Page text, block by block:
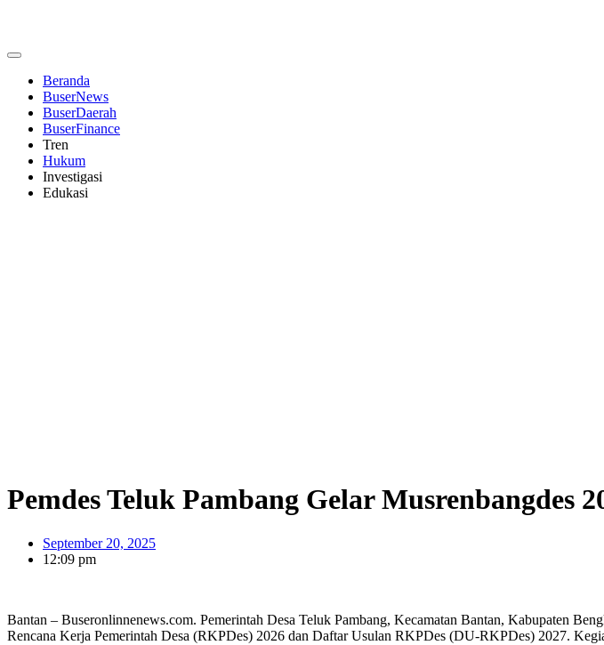
Beranda
BuserNews
BuserDaerah
BuserFinance
Tren
Hukum
Investigasi
Edukasi
Pemdes Teluk Pambang Gelar Musrenbangdes
September 20, 2025
12:09 pm
Bantan – Buseronlinnenews.com. Pemerintah Desa Teluk Pambang, Kecamatan Bantan, Kabupaten
Rencana Kerja Pemerintah Desa (RKPDes) 2026 dan Daftar Usulan RKPDes (DU-RKPDes) 2027.